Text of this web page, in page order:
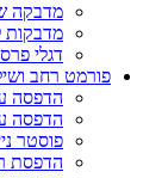
מדבקה
מדבקות
דגלי
פורמט רחב
הדפסה
הדפסה
פוסטר
הדפסת